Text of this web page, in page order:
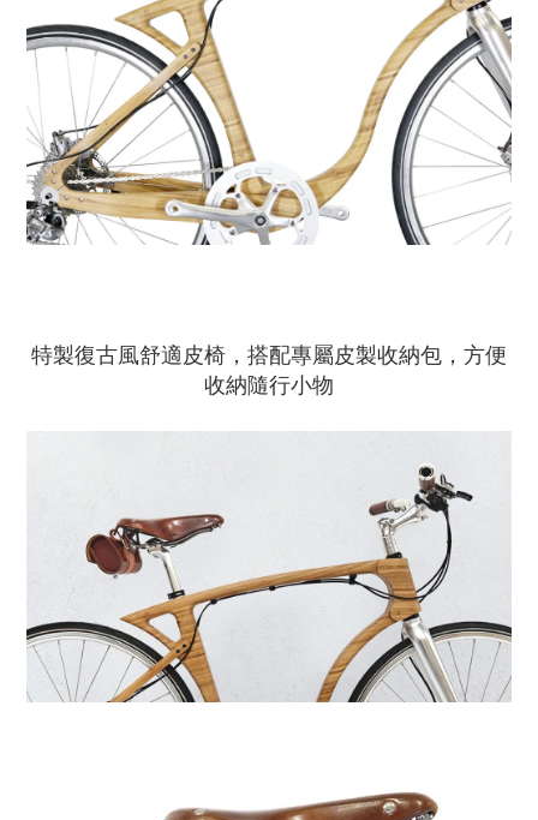
特製復古風舒適皮椅 ， 搭配專屬皮製收納包 ， 方便
收納隨行小物